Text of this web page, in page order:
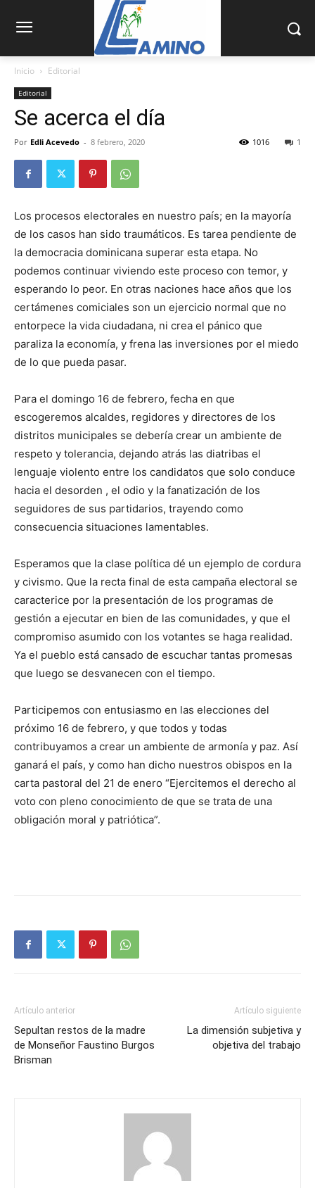
Inicio Editorial
Editorial
Se acerca el día
Por Edli Acevedo - 8 febrero, 2020 1
1016
Los procesos electorales en nuestro país; en la mayoría
de los casos han sido traumáticos. Es tarea pendiente de
la democracia dominicana superar esta etapa. No
podemos continuar viviendo este proceso con temor, y
esperando lo peor. En otras naciones hace años que los
certámenes comiciales son un ejercicio normal que no
entorpece la vida ciudadana, ni crea el pánico que
paraliza la economía, y frena las inversiones por el miedo
de lo que pueda pasar.
Para el domingo 16 de febrero, fecha en que
escogeremos alcaldes, regidores y directores de los
distritos municipales se debería crear un ambiente de
respeto y tolerancia, dejando atrás las diatribas el
lenguaje violento entre los candidatos que solo conduce
hacia el desorden , el odio y la fanatización de los
seguidores de sus partidarios, trayendo como
consecuencia situaciones lamentables.
Esperamos que la clase política dé un ejemplo de cordura
y civismo. Que la recta final de esta campaña electoral se
caracterice por la presentación de los programas de
gestión a ejecutar en bien de las comunidades, y que el
compromiso asumido con los votantes se haga realidad.
Ya el pueblo está cansado de escuchar tantas promesas
que luego se desvanecen con el tiempo.
Participemos con entusiasmo en las elecciones del
próximo 16 de febrero, y que todos y todas
contribuyamos a crear un ambiente de armonía y paz. Así
ganará el país, y como han dicho nuestros obispos en la
carta pastoral del 21 de enero “Ejercitemos el derecho al
voto con pleno conocimiento de que se trata de una
obligación moral y patriótica”.
Artículo anterior
Sepultan restos de la madre
de Monseñor Faustino Burgos
Brisman
Artículo siguiente
La dimensión subjetiva y
objetiva del trabajo